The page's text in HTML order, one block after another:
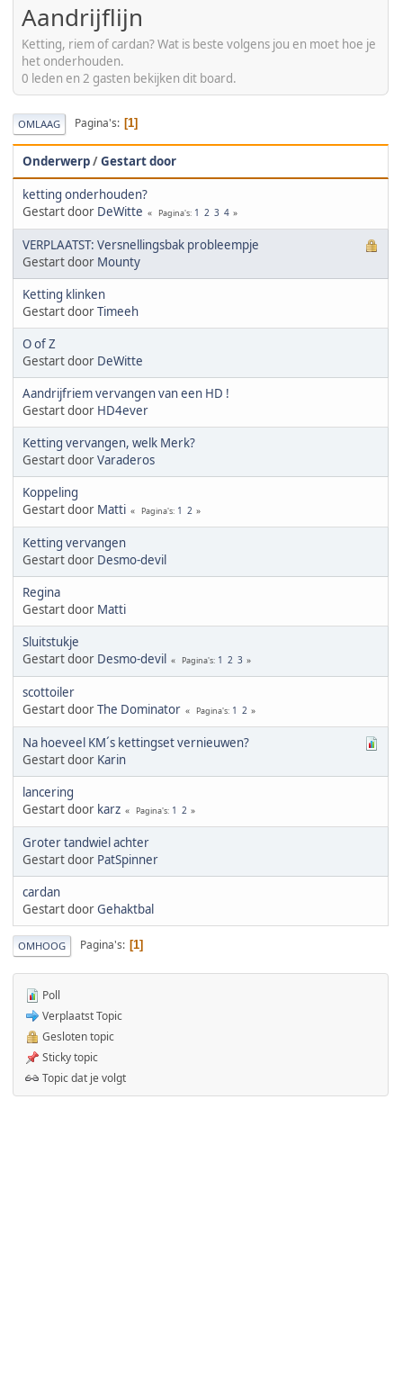
Aandrijflijn
Ketting, riem of cardan? Wat is beste volgens jou en moet hoe je
het onderhouden.
0 leden en 2 gasten bekijken dit board.
OMLAAG Pagina's 1
Onderwerp/Gestart door
ketting onderhouden?
Gestart door DeWitte Pagina's 1 2 3 4
VERPLAATST: Versnellingsbak probleempje
Gestart door Mounty
Ketting klinken
Gestart doorTimeeh
O of Z
Gestart door DeWitte
Aandrijfriem vervangen van een HD !
Gestart door HD4ever
Ketting vervangen, welk Merk?
Gestart doorVaraderos
Koppeling
Gestart door Matti Pagina's 1 2
Ketting vervangen
Gestart door Desmo-devil
Regina
Gestart door Matti
Sluitstukje
Gestart door Desmo-devil Pagina's 1 2 3
scottoiler
Gestart doorThe Dominator Pagina's 1 2
Na hoeveel KM´s kettingset vernieuwen?
Gestart door Karin
lancering
Gestart door karz Pagina's 1 2
Groter tandwiel achter
Gestart door PatSpinner
cardan
Gestart doorGehaktbal
OMHOOG Pagina's 1
Poll
Verplaatst Topic
Gesloten topic
Sticky topic
Topic dat je volgt